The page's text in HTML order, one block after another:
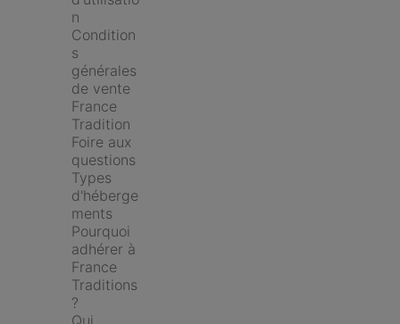
n
Condition
s
générales
de vente
France
Tradition
Foire aux
questions
Types
d'héberge
ments
Pourquoi
adhérer à
France
Traditions
?